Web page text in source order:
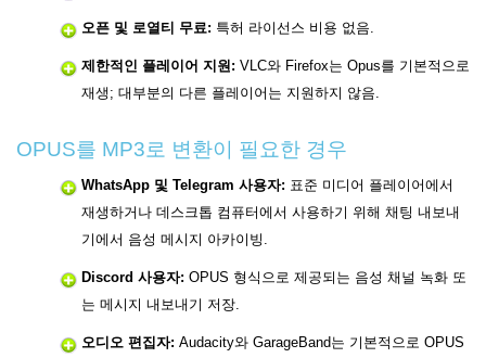
오픈 및 로열티 무료: 특허 라이선스 비용 없음.
제한적인 플레이어 지원: VLC와 Firefox는 Opus를 기본적으로
재생; 대부분의 다른 플레이어는 지원하지 않음.
OPUS를 MP3로 변환이 필요한 경우
WhatsApp 및 Telegram 사용자: 표준 미디어 플레이어에서
재생하거나 데스크톱 컴퓨터에서 사용하기 위해 채팅 내보내
기에서 음성 메시지 아카이빙.
Discord 사용자: OPUS 형식으로 제공되는 음성 채널 녹화 또
는 메시지 내보내기 저장.
오디오 편집자: Audacity와 GarageBand는 기본적으로 OPUS